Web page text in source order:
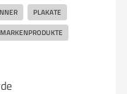
PLAKATE
MARKENPRODUKTE